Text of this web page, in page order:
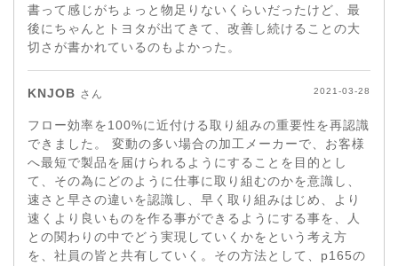
書って感じがちょっと物足りないくらいだったけど、最
後にちゃんとトヨタが出てきて、改善し続けることの大
切さが書かれているのもよかった。
KNJOB さん 2021-03-28
フロー効率を100%に近付ける取り組みの重要性を再認識
できました。 変動の多い場合の加工メーカーで、お客様
へ最短で製品を届けられるようにすることを目的とし
て、その為にどのように仕事に取り組むのかを意識し、
速さと早さの違いを認識し、早く取り組みはじめ、より
速くより良いものを作る事ができるようにする事を、人
との関わりの中でどう実現していくかをという考え方
を、社員の皆と共有していく。その方法として、p165の